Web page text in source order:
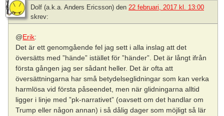
Dolf (a.k.a. Anders Ericsson) den 22 februari, 2017 kl. 13:00
skrev:
@Erik:
Det är ett genomgående fel jag sett i alla inslag att det
översätts med ”hände” istället för ”händer”. Det är långt ifrån
första gången jag ser sådant heller. Det är ofta att
översättningarna har små betydelseglidningar som kan verka
harmlösa vid första påseendet, men när glidningarna alltid
ligger i linje med ”pk-narrativet” (oavsett om det handlar om
Trump eller någon annan) i så dålig dager som möjligt så lär